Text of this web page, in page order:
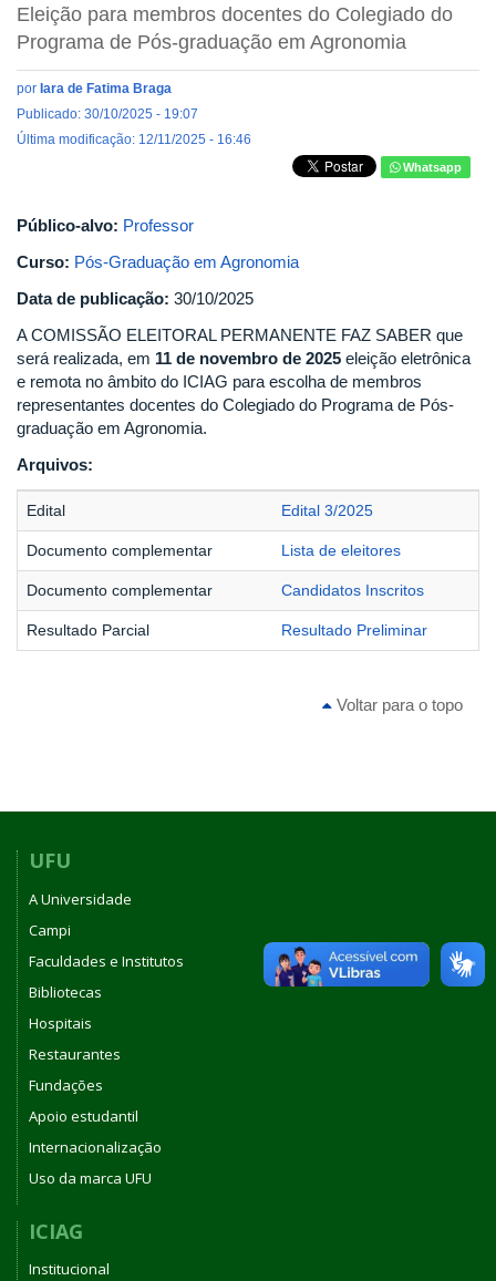
Eleição para membros docentes do Colegiado do
Programa de Pós-graduação em Agronomia
por Iara de Fatima Braga
Publicado: 30/10/2025 - 19:07
Última modificação: 12/11/2025 - 16:46
Whatsapp
Público-alvo: Professor
Curso: Pós-Graduação em Agronomia
Data de publicação: 30/10/2025
A COMISSÃO ELEITORAL PERMANENTE FAZ SABER que
será realizada, em 11 de novembro de 2025 eleição eletrônica
e remota no âmbito do ICIAG para escolha de membros
representantes docentes do Colegiado do Programa de Pós-
graduação em Agronomia.
Arquivos:
Edital Edital 3/2025
Documento complementar Lista de eleitores
Documento complementar Candidatos Inscritos
Resultado Parcial Resultado Preliminar
Voltar para o topo
UFU
A Universidade
Campi
Faculdades e Institutos
Bibliotecas
Hospitais
Restaurantes
Fundações
Apoio estudantil
Internacionalização
Uso da marca UFU
ICIAG
Institucional